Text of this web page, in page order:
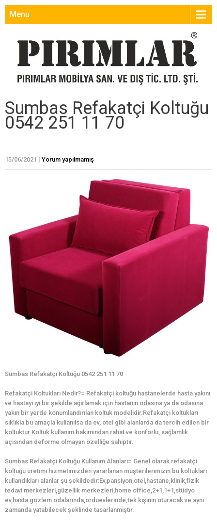
Menu
Sumbas Refakatçi Koltuğu
0542 251 11 70
15/06/2021 | Yorum yapılmamış
Sumbas Refakatçi Koltuğu 0542 251 11 70
Refakatçi Koltukları Nedir?= Refakatçi koltuğu hastanelerde hasta yakını
ve hastayı iyi bir şekilde ağırlamak için hastanın odasına ya da odasına
yakın bir yerde konumlandırılan koltuk modelidir.Refakatçi koltukları
sıklıkla bu amaçla kullanılsa da ev, otel gibi alanlarda da tercih edilen bir
koltuktur.Koltuk kullanım bakımından rahat ve konforlu, sağlamlık
açısından deforme olmayan özelliğe sahiptir.
Sumbas Refakatçi Koltuğu Kullanım Alanları= Genel olarak refakatçi
koltuğu üretimi hizmetimizden yararlanan müşterilerimizin bu koltukları
kullandıkları alanlar şu şekildedir:Ev,pansiyon,otel,hastane,klinik,fizik
tedavi merkezleri,güzellik merkezleri,home office,2+1,1+1,stüdyo
ev,hasta gözlem odalarında,orduevlerinde,tek kişinin oturacak ve aynı
zamanda yatabilecek şeklinde tasarlanmıştır.